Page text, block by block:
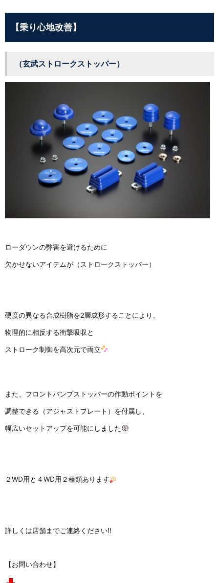
【乗り心地改善】
（玄武ストロークストッパー）
ローダウンの弊害を避けるために
欠かせないアイテムが（ストロークストッパー）
硬度の異なる合成樹脂を2層成形することにより、
物理的に相反する衝撃吸収と
ストローク制御を高次元で両立
また、フロントバンプストッパーの作動ポイントを
調整できる（アジャストプレート）を付属し、
幅広いセットアップを可能にしました
２WD用と４WD用２種類あります
詳しくは店舗までご連絡ください!!
【お問い合わせ】